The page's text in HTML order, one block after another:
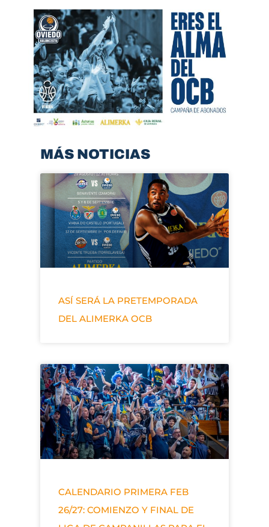
MÁS NOTICIAS
ASÍ SERÁ LA PRETEMPORADA
DEL ALIMERKA OCB
CALENDARIO PRIMERA FEB
26/27: COMIENZO Y FINAL DE